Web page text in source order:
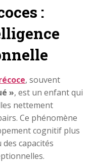
:
, souvent
», est un enfant qui
nettement
Ce phénomène
cognitif plus
capacités